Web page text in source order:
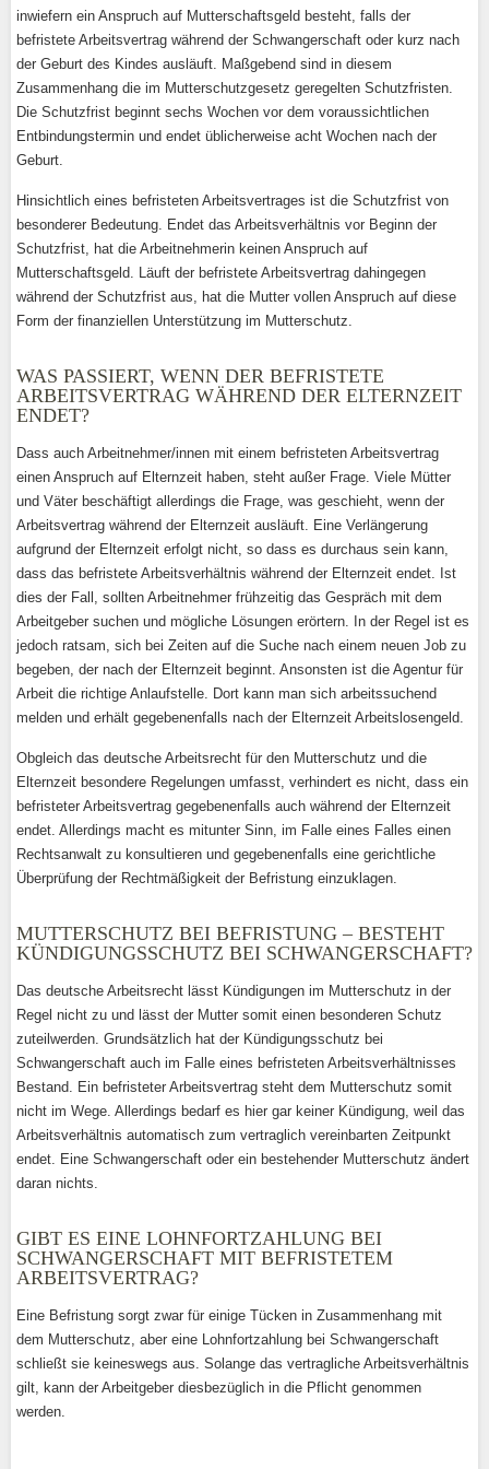
inwiefern ein Anspruch auf Mutterschaftsgeld besteht, falls der
befristete Arbeitsvertrag während der Schwangerschaft oder kurz nach
der Geburt des Kindes ausläuft. Maßgebend sind in diesem
Zusammenhang die im Mutterschutzgesetz geregelten Schutzfristen.
Die Schutzfrist beginnt sechs Wochen vor dem voraussichtlichen
Entbindungstermin und endet üblicherweise acht Wochen nach der
Geburt.
Hinsichtlich eines befristeten Arbeitsvertrages ist die Schutzfrist von
besonderer Bedeutung. Endet das Arbeitsverhältnis vor Beginn der
Schutzfrist, hat die Arbeitnehmerin keinen Anspruch auf
Mutterschaftsgeld. Läuft der befristete Arbeitsvertrag dahingegen
während der Schutzfrist aus, hat die Mutter vollen Anspruch auf diese
Form der finanziellen Unterstützung im Mutterschutz.
WAS PASSIERT, WENN DER BEFRISTETE
ARBEITSVERTRAG WÄHREND DER ELTERNZEIT
ENDET?
Dass auch Arbeitnehmer/innen mit einem befristeten Arbeitsvertrag
einen Anspruch auf Elternzeit haben, steht außer Frage. Viele Mütter
und Väter beschäftigt allerdings die Frage, was geschieht, wenn der
Arbeitsvertrag während der Elternzeit ausläuft. Eine Verlängerung
aufgrund der Elternzeit erfolgt nicht, so dass es durchaus sein kann,
dass das befristete Arbeitsverhältnis während der Elternzeit endet. Ist
dies der Fall, sollten Arbeitnehmer frühzeitig das Gespräch mit dem
Arbeitgeber suchen und mögliche Lösungen erörtern. In der Regel ist es
jedoch ratsam, sich bei Zeiten auf die Suche nach einem neuen Job zu
begeben, der nach der Elternzeit beginnt. Ansonsten ist die Agentur für
Arbeit die richtige Anlaufstelle. Dort kann man sich arbeitssuchend
melden und erhält gegebenenfalls nach der Elternzeit Arbeitslosengeld.
Obgleich das deutsche Arbeitsrecht für den Mutterschutz und die
Elternzeit besondere Regelungen umfasst, verhindert es nicht, dass ein
befristeter Arbeitsvertrag gegebenenfalls auch während der Elternzeit
endet. Allerdings macht es mitunter Sinn, im Falle eines Falles einen
Rechtsanwalt zu konsultieren und gegebenenfalls eine gerichtliche
Überprüfung der Rechtmäßigkeit der Befristung einzuklagen.
MUTTERSCHUTZ BEI BEFRISTUNG – BESTEHT
KÜNDIGUNGSSCHUTZ BEI SCHWANGERSCHAFT?
Das deutsche Arbeitsrecht lässt Kündigungen im Mutterschutz in der
Regel nicht zu und lässt der Mutter somit einen besonderen Schutz
zuteilwerden. Grundsätzlich hat der Kündigungsschutz bei
Schwangerschaft auch im Falle eines befristeten Arbeitsverhältnisses
Bestand. Ein befristeter Arbeitsvertrag steht dem Mutterschutz somit
nicht im Wege. Allerdings bedarf es hier gar keiner Kündigung, weil das
Arbeitsverhältnis automatisch zum vertraglich vereinbarten Zeitpunkt
endet. Eine Schwangerschaft oder ein bestehender Mutterschutz ändert
daran nichts.
GIBT ES EINE LOHNFORTZAHLUNG BEI
SCHWANGERSCHAFT MIT BEFRISTETEM
ARBEITSVERTRAG?
Eine Befristung sorgt zwar für einige Tücken in Zusammenhang mit
dem Mutterschutz, aber eine Lohnfortzahlung bei Schwangerschaft
schließt sie keineswegs aus. Solange das vertragliche Arbeitsverhältnis
gilt, kann der Arbeitgeber diesbezüglich in die Pflicht genommen
werden.